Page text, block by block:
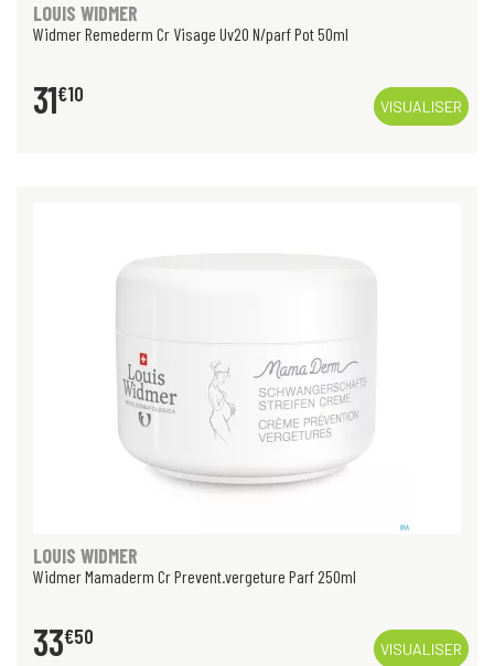
LOUIS WIDMER
Widmer Remederm Cr Visage Uv20 N/parf Pot 50ml
31€10
VISUALISER
LOUIS WIDMER
Widmer Mamaderm Cr Prevent.vergeture Parf 250ml
33€50
VISUALISER